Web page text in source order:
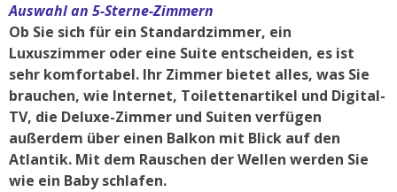
Auswahl an 5-Sterne-Zimmern
Ob Sie sich für ein Standardzimmer, ein
Luxuszimmer oder eine Suite entscheiden, es ist
sehr komfortabel. Ihr Zimmer bietet alles, was Sie
brauchen, wie Internet, Toilettenartikel und Digital-
TV, die Deluxe-Zimmer und Suiten verfügen
außerdem über einen Balkon mit Blick auf den
Atlantik. Mit dem Rauschen der Wellen werden Sie
wie ein Baby schlafen.